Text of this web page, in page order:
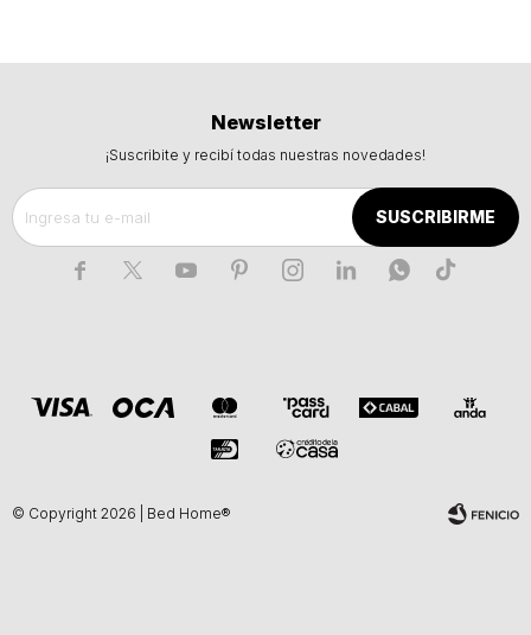
Newsletter
¡Suscribite y recibí todas nuestras novedades!
SUSCRIBIRME
      
© Copyright 2026 | Bed Home®